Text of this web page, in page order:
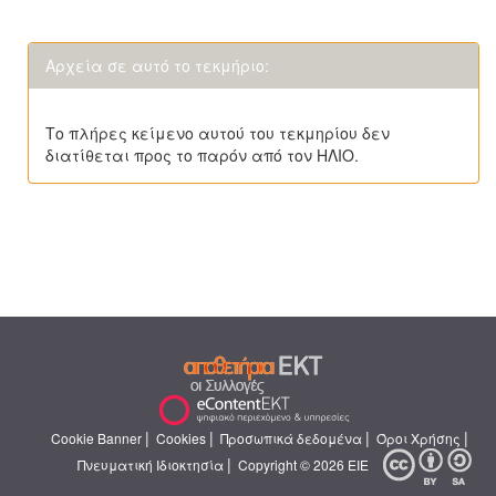
Αρχεία σε αυτό το τεκμήριο:
Το πλήρες κείμενο αυτού του τεκμηρίου δεν
διατίθεται προς το παρόν από τον ΗΛΙΟ.
Cookie Banner | Cookies | Προσωπικά δεδομένα | Όροι Χρήσης |
Πνευματική Ιδιοκτησία | Copyright © 2026 ΕΙΕ